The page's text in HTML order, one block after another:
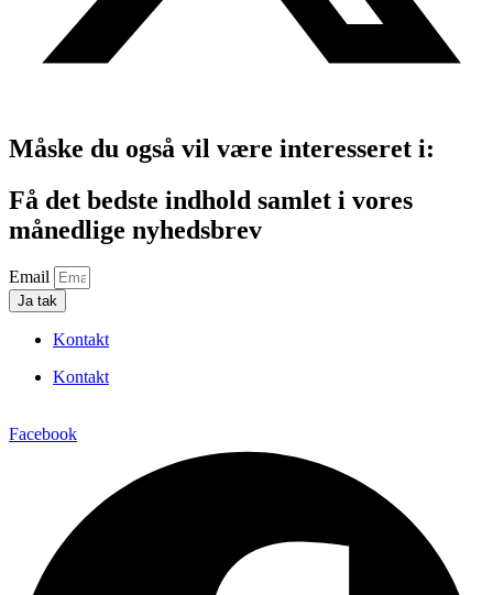
Måske du også vil være interesseret i:
Få det bedste indhold samlet i vores
månedlige nyhedsbrev
Email
Ja tak
Kontakt
Kontakt
Facebook